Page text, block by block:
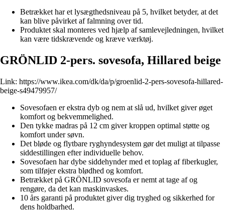
Betrækket har et lysægthedsniveau på 5, hvilket betyder, at det
kan blive påvirket af falmning over tid.
Produktet skal monteres ved hjælp af samlevejledningen, hvilket
kan være tidskrævende og kræve værktøj.
GRÖNLID 2-pers. sovesofa, Hillared beige
Link: https://www.ikea.com/dk/da/p/groenlid-2-pers-sovesofa-hillared-
beige-s49479957/
Sovesofaen er ekstra dyb og nem at slå ud, hvilket giver øget
komfort og bekvemmelighed.
Den tykke madras på 12 cm giver kroppen optimal støtte og
komfort under søvn.
Det bløde og flytbare ryghyndesystem gør det muligt at tilpasse
siddestillingen efter individuelle behov.
Sovesofaen har dybe siddehynder med et toplag af fiberkugler,
som tilføjer ekstra blødhed og komfort.
Betrækket på GRÖNLID sovesofa er nemt at tage af og
rengøre, da det kan maskinvaskes.
10 års garanti på produktet giver dig tryghed og sikkerhed for
dens holdbarhed.